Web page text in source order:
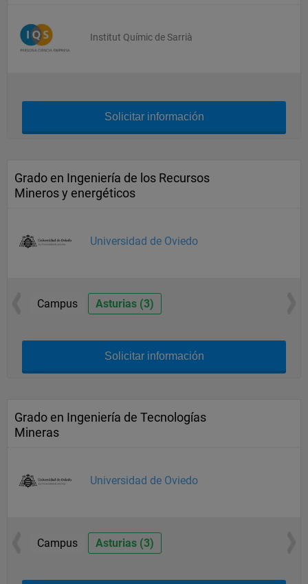
Institut Químic de Sarrià
Solicitar información
Grado en Ingeniería de los Recursos
Mineros y energéticos
Universidad de Oviedo
Campus Asturias (3)
Solicitar información
Grado en Ingeniería de Tecnologías
Mineras
Universidad de Oviedo
Campus Asturias (3)